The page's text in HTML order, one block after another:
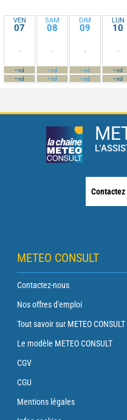
VEN
07
-
-nd
-nd
SAM
08
-
-nd
-nd
DIM
09
-
-nd
-nd
LUN
10
-
-nd
-nd
METEO CONSULT
Contactez-nous
Nos offres d'emploi
Tout savoir sur METEO CONSULT
Le modèle METEO CONSULT
CGV
CGU
Mentions légales